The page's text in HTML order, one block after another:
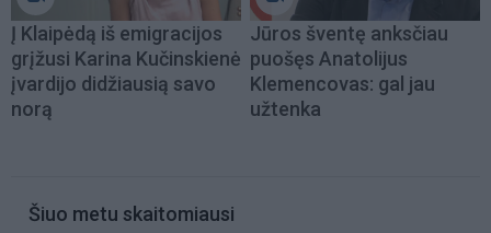
Į Klaipėdą iš emigracijos
grįžusi Karina Kučinskienė
įvardijo didžiausią savo
norą
Jūros šventę anksčiau
puošęs Anatolijus
Klemencovas: gal jau
užtenka
Šiuo metu skaitomiausi